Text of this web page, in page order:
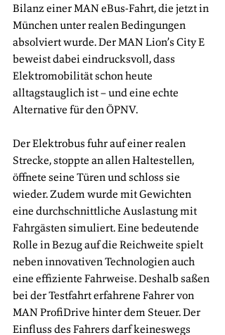
Bilanz einer MAN eBus-Fahrt, die jetzt in
München unter realen Bedingungen
absolviert wurde. Der MAN Lion’s City E
beweist dabei eindrucksvoll, dass
Elektromobilität schon heute
alltagstauglich ist – und eine echte
Alternative für den ÖPNV.
Der Elektrobus fuhr auf einer realen
Strecke, stoppte an allen Haltestellen,
öffnete seine Türen und schloss sie
wieder. Zudem wurde mit Gewichten
eine durchschnittliche Auslastung mit
Fahrgästen simuliert. Eine bedeutende
Rolle in Bezug auf die Reichweite spielt
neben innovativen Technologien auch
eine effiziente Fahrweise. Deshalb saßen
bei der Testfahrt erfahrene Fahrer von
MAN ProfiDrive hinter dem Steuer. Der
Einfluss des Fahrers darf keineswegs